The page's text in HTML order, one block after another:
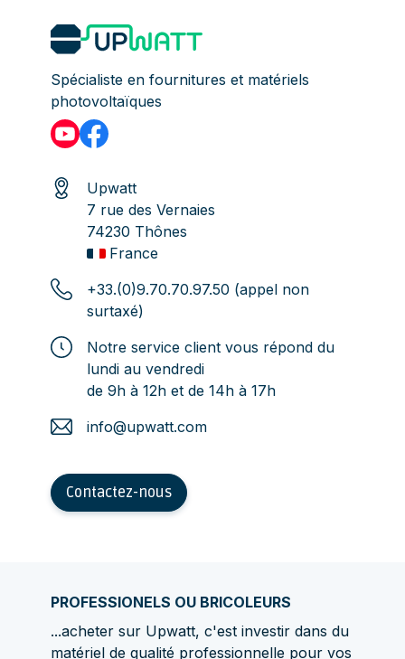
Spécialiste en fournitures et matériels
photovoltaïques
Upwatt
7 rue des Vernaies
74230 Thônes
France
+33.(0)9.70.70.97.50 (appel non
surtaxé)
Notre service client vous répond du
lundi au vendredi
de 9h à 12h et de 14h à 17h
info@upwatt.com
Contactez-nous
PROFESSIONELS OU BRICOLEURS
...acheter sur Upwatt, c'est investir dans du
matériel de qualité professionnelle pour vos